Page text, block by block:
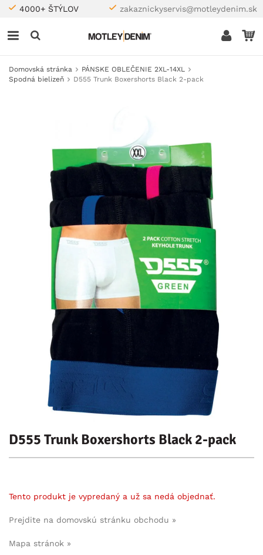
4000+ ŠTÝLOV zakaznickyservis@motleydenim.sk
Domovská stránka
PÁNSKE OBLEČENIE 2XL-14XL
Spodná bielizeň
D555 Trunk Boxershorts Black 2-pack
D555 Trunk Boxershorts Black 2-pack
Tento produkt je vypredaný a už sa nedá objednať.
Prejdite na domovskú stránku obchodu »
Mapa stránok »